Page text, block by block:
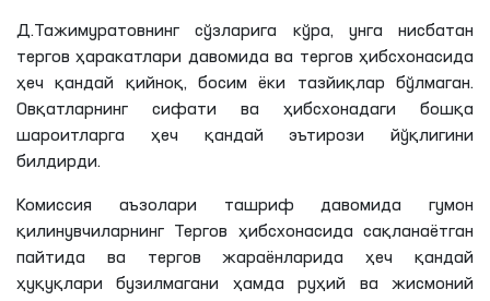
Д.Тажимуратовнинг сўзларига кўра, унга нисбатан
тергов ҳаракатлари давомида ва тергов ҳибсхонасида
ҳеч қандай қийноқ, босим ёки тазйиқлар бўлмаган.
Овқатларнинг сифати ва ҳибсхонадаги бошқа
шароитларга ҳеч қандай эътирози йўқлигини
билдирди.
Комиссия аъзолари ташриф давомида гумон
қилинувчиларнинг Тергов ҳибсхонасида сақланаётган
пайтида ва тергов жараёнларида ҳеч қандай
ҳуқуқлари бузилмагани ҳамда руҳий ва жисмоний